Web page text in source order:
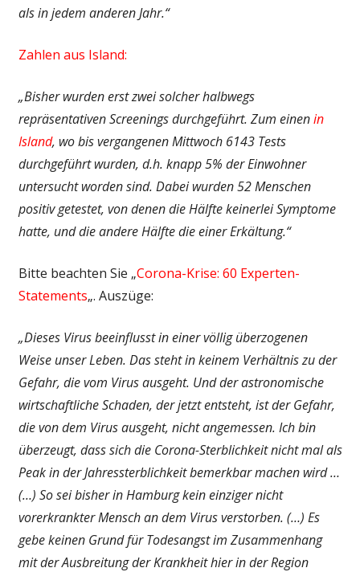
als in jedem anderen Jahr.“
Zahlen aus Island:
„Bisher wurden erst zwei solcher halbwegs
repräsentativen Screenings durchgeführt. Zum einenin
Island, wo bis vergangenen Mittwoch 6143 Tests
durchgeführt wurden, d.h. knapp 5% der Einwohner
untersucht worden sind. Dabei wurden 52 Menschen
positiv getestet, von denen die Hälfte keinerlei Symptome
hatte, und die andere Hälfte die einer Erkältung.“
Bitte beachten Sie „Corona-Krise: 60 Experten-
Statements„. Auszüge:
„Dieses Virus beeinflusst in einer völlig überzogenen
Weise unser Leben. Das steht in keinem Verhältnis zu der
Gefahr, die vom Virus ausgeht. Und der astronomische
wirtschaftliche Schaden, der jetzt entsteht, ist der Gefahr,
die von dem Virus ausgeht, nicht angemessen. Ich bin
überzeugt, dass sich die Corona-Sterblichkeit nicht mal als
Peak in der Jahressterblichkeit bemerkbar machen wird …
(…) So sei bisher in Hamburg kein einziger nicht
vorerkrankter Mensch an dem Virus verstorben. (…) Es
gebe keinen Grund für Todesangst im Zusammenhang
mit der Ausbreitung der Krankheit hier in der Region